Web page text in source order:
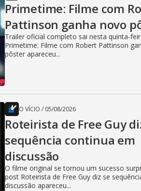
Primetime: Filme com
Pattinson ganha novo
Trailer oficial completo sai nesta quinta-
Primetime: Filme com Robert Pattinson
pôster apareceu...
O VÍCIO / 05/08/2026
Roteirista de Free Guy
sequência continua em
discussão
O filme original se tornou um sucesso
post Roteirista de Free Guy diz se
discussão apareceu...